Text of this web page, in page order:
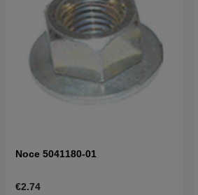
Noce 5041180-01
€2.74